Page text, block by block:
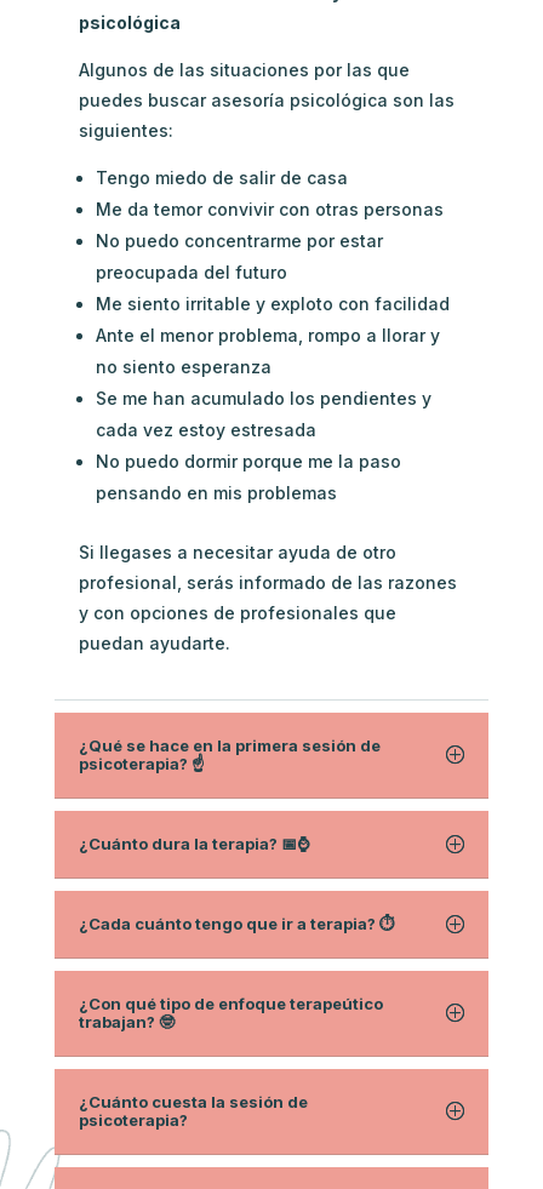
psicológica
Algunos de las situaciones por las que
puedes buscar asesoría psicológica son las
siguientes:
Tengo miedo de salir de casa
Me da temor convivir con otras personas
No puedo concentrarme por estar
preocupada del futuro
Me siento irritable y exploto con facilidad
Ante el menor problema, rompo a llorar y
no siento esperanza
Se me han acumulado los pendientes y
cada vez estoy estresada
No puedo dormir porque me la paso
pensando en mis problemas
Si llegases a necesitar ayuda de otro
profesional, serás informado de las razones
y con opciones de profesionales que
puedan ayudarte.
¿Qué se hace en la primera sesión de
psicoterapia? ☝️
¿Cuánto dura la terapia? 📅⌚
¿Cada cuánto tengo que ir a terapia? ⏱
¿Con qué tipo de enfoque terapeútico
trabajan? 🤓
¿Cuánto cuesta la sesión de
psicoterapia?